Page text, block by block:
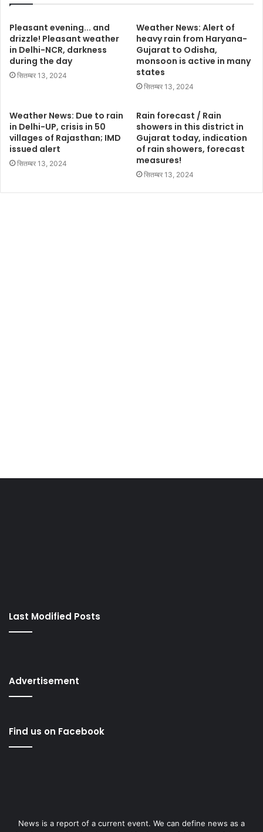
Pleasant evening... and
drizzle! Pleasant weather
in Delhi-NCR, darkness
during the day
सितम्बर 13, 2024
Weather News: Alert of
heavy rain from Haryana-
Gujarat to Odisha,
monsoon is active in many
states
सितम्बर 13, 2024
Weather News: Due to rain
in Delhi-UP, crisis in 50
villages of Rajasthan; IMD
issued alert
सितम्बर 13, 2024
Rain forecast / Rain
showers in this district in
Gujarat today, indication
of rain showers, forecast
measures!
सितम्बर 13, 2024
Last Modified Posts
Advertisement
Find us on Facebook
News is a report of a current event. We can define news as a